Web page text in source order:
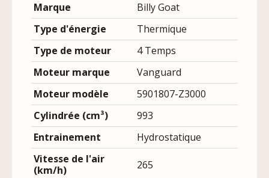
Marque
Billy Goat
Type d'énergie
Thermique
Type de moteur
4 Temps
Moteur marque
Vanguard
Moteur modèle
5901807-Z3000
Cylindrée (cm³)
993
Entrainement
Hydrostatique
Vitesse de l'air
(km/h)
265